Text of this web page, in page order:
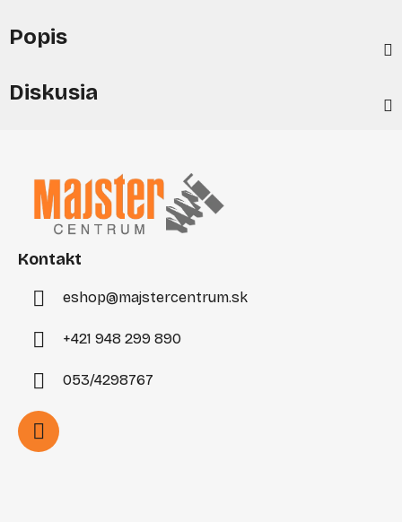
Popis
Diskusia
Kontakt
eshop@majstercentrum.sk
+421 948 299 890
053/4298767